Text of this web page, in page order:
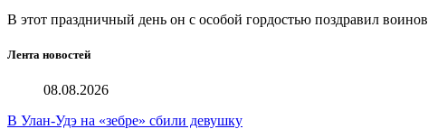
В этот праздничный день он с особой гордостью поздравил
Лента новостей
08.08.2026
В Улан-Удэ на «зебре» сбили девушку